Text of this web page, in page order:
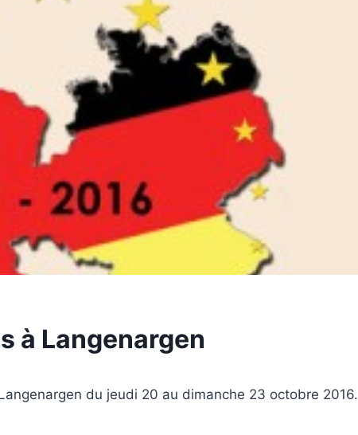
à Langenargen
du jeudi 20 au dimanche 23 octobre 2016.